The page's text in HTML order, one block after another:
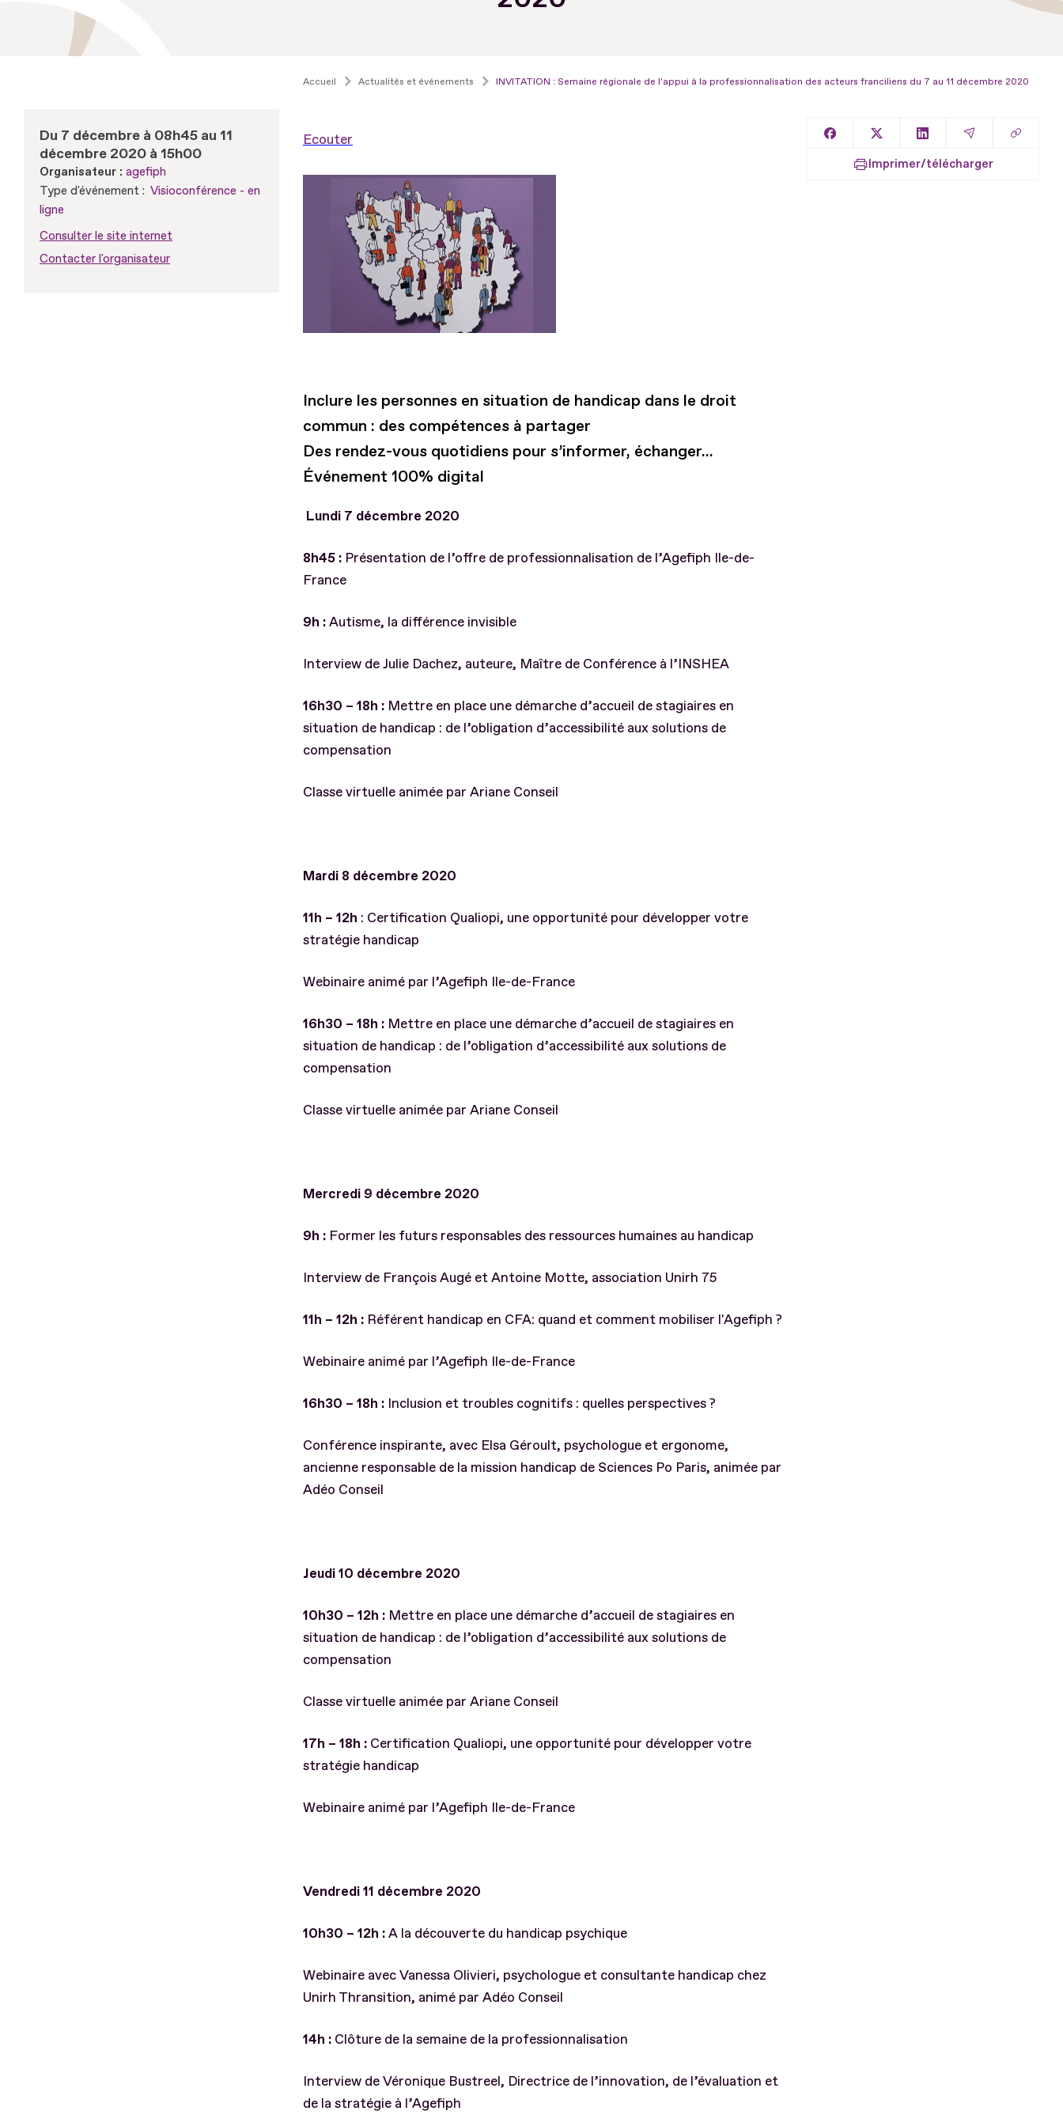
Accueil Actualités et événements INVITATION : Semaine régionale de l'appui à la professionnalisation des acteurs franciliens du 7 au 11 décembre 2020
Du 7 décembre à 08h45 au 11
décembre 2020 à 15h00
Organisateur : agefiph
Type d'événement : Visioconférence - en
ligne
Consulter le site internet
Contacter l'organisateur
Ecouter
Inclure les personnes en situation de handicap dans le droit
commun : des compétences à partager
Des rendez-vous quotidiens pour s’informer, échanger...
Événement 100% digital
Lundi 7 décembre 2020
8h45 : Présentation de l’offre de professionnalisation de l’Agefiph Ile-de-
France
9h :Autisme, la différence invisible
Interview de Julie Dachez, auteure, Maître de Conférence à l’INSHEA
16h30 – 18h : Mettre en place une démarche d’accueil de stagiaires en
situation de handicap : de l’obligation d’accessibilité aux solutions de
compensation
Classe virtuelle animée par Ariane Conseil
Mardi 8 décembre 2020
11h – 12h : Certification Qualiopi, une opportunité pour développer votre
stratégie handicap
Webinaire animé par l’Agefiph Ile-de-France
16h30 – 18h : Mettre en place une démarche d’accueil de stagiaires en
situation de handicap : de l’obligation d’accessibilité aux solutions de
compensation
Classe virtuelle animée par Ariane Conseil
Mercredi 9 décembre 2020
9h : Former les futurs responsables des ressources humaines au handicap
Interview de François Augé et Antoine Motte, association Unirh 75
11h – 12h : Référent handicap en CFA: quand et comment mobiliser l'Agefiph ?
Webinaire animé par l’Agefiph Ile-de-France
16h30 – 18h : Inclusion et troubles cognitifs : quelles perspectives ?
Conférence inspirante, avec Elsa Géroult, psychologue et ergonome,
ancienne responsable de la mission handicap de Sciences Po Paris, animée par
Adéo Conseil
Jeudi 10 décembre 2020
10h30 – 12h : Mettre en place une démarche d’accueil de stagiaires en
situation de handicap : de l’obligation d’accessibilité aux solutions de
compensation
Classe virtuelle animée par Ariane Conseil
17h – 18h : Certification Qualiopi, une opportunité pour développer votre
stratégie handicap
Webinaire animé par l’Agefiph Ile-de-France
Vendredi 11 décembre 2020
10h30 – 12h :A la découverte du handicap psychique
Webinaire avec Vanessa Olivieri, psychologue et consultante handicap chez
Unirh Thransition, animé par Adéo Conseil
14h : Clôture de la semaine de la professionnalisation
Interview de Véronique Bustreel, Directrice de l’innovation, de l’évaluation et
de la stratégie à l’Agefiph
Partager sur Facebook
Partager sur XPartager sur LinkedIn
Partager par
Copier
Imprimer/télécharger